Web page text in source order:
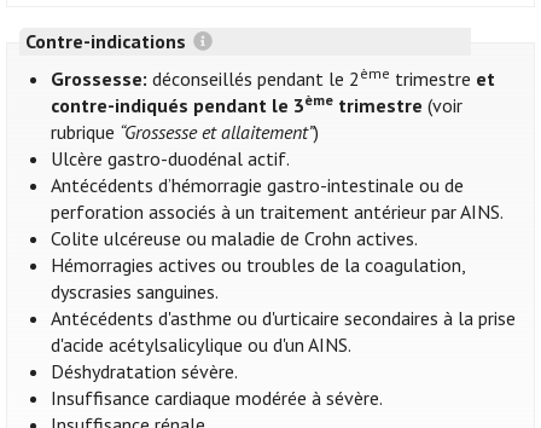
Contre-indications
Grossesse: déconseillés pendant le 2 ème trimestre et
contre-indiqués pendant le 3ème trimestre (voir
rubrique “Grossesse et allaitement”)
Ulcère gastro-duodénal actif.
Antécédents d’hémorragie gastro-intestinale ou de
perforation associés à un traitement antérieur par AINS.
Colite ulcéreuse ou maladie de Crohn actives.
Hémorragies actives ou troubles de la coagulation,
dyscrasies sanguines.
Antécédents d'asthme ou d'urticaire secondaires à la prise
d'acide acétylsalicylique ou d'un AINS.
Déshydratation sévère.
Insuffisance cardiaque modérée à sévère.